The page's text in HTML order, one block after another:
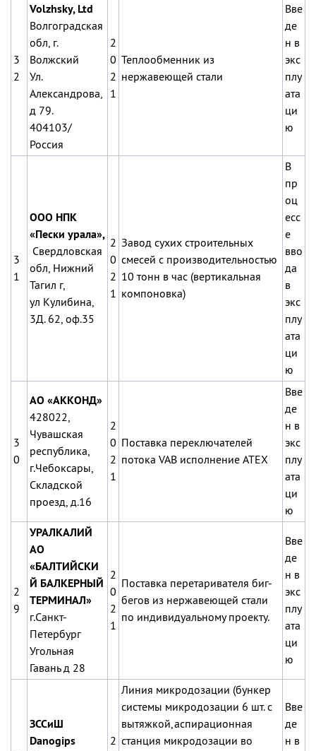
3
2
Volzhsky, Ltd
Волгоградская
обл, г.
Волжский
Ул.
Александрова,
д 79.
404103/
Россия
2
0
2
1
Теплообменник из
нержавеющей стали
Вве
де
н в
экс
плу
ата
ци
ю
3
1
ООО НПК
«Пески урала»,
Свердловская
обл, Нижний
Тагил г,
ул Кулибина,
3Д. 62, оф.35
2
0
2
1
Завод сухих строительных
смесей с производительностью
10 тонн в час (вертикальная
компоновка)
В
пр
оц
есс
е
вво
да
в
экс
плу
ата
ци
ю
3
0
АО «АККОНД»
428022,
Чувашская
республика,
г.Чебоксары,
Складской
проезд, д.16
2
0
2
1
Поставка переключателей
потока VAB исполнение ATEX
Вве
де
н в
экс
плу
ата
ци
ю
2
9
УРАЛКАЛИЙ
АО
«БАЛТИЙСКИ
Й БАЛКЕРНЫЙ
ТЕРМИНАЛ»
г.Санкт-
Петербург
Угольная
Гавань д 28
2
0
2
1
Поставка перетаривателя биг-
бегов из нержавеющей стали
по индивидуальному проекту.
Вве
де
н в
экс
плу
ата
ци
ю
ЗССиШ
Danogips
2
Линия микродозации (бункер
системы микродозации 6 шт. с
вытяжкой,аспирационная
станция микродозации во
Вве
де
н в